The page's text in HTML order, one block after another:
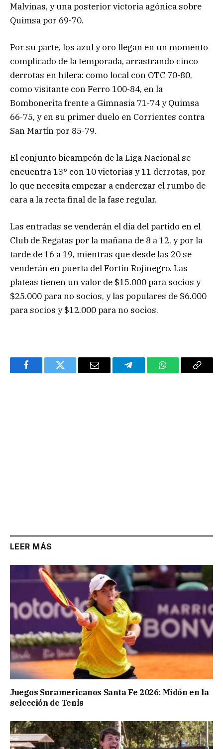
Malvinas, y una posterior victoria agónica sobre
Quimsa por 69-70.
Por su parte, los azul y oro llegan en un momento
complicado de la temporada, arrastrando cinco
derrotas en hilera: como local con OTC 70-80,
como visitante con Ferro 100-84, en la
Bombonerita frente a Gimnasia 71-74 y Quimsa
66-75, y en su primer duelo en Corrientes contra
San Martín por 85-79.
El conjunto bicampeón de la Liga Nacional se
encuentra 13° con 10 victorias y 11 derrotas, por
lo que necesita empezar a enderezar el rumbo de
cara a la recta final de la fase regular.
Las entradas se venderán el día del partido en el
Club de Regatas por la mañana de 8 a 12, y por la
tarde de 16 a 19, mientras que desde las 20 se
venderán en puerta del Fortín Rojinegro. Las
plateas tienen un valor de $15.000 para socios y
$25.000 para no socios, y las populares de $6.000
para socios y $12.000 para no socios.
FacebookTwitter Email TelegramWhatsAppCopy
LEER MÁS
Juegos Suramericanos Santa Fe 2026: Midón en la
selección de Tenis